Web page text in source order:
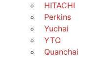
HITACHI
Perkins
Yuchai
YTO
Quanchai